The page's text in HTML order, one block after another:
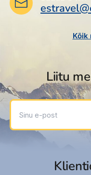
Kõik
Liitu